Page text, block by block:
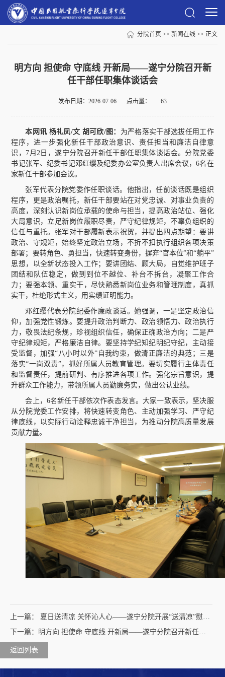
分院首页 >> 新闻在线 >> 正文
明方向 担使命 守底线 开新局——遂宁分院召开新
任干部任职集体谈话会
发布日期：2026-07-06 点击量： 63
本网讯 杨礼凤/文 胡可欣/图： 为严格落实干部选拔任用工作
程序，进一步强化新任干部政治意识、责任担当和廉洁自律意
识，7月2日，遂宁分院召开新任干部任职集体谈话会。分院党委
书记张军、纪委书记邓红缨及纪委办公室负责人出席会议，6名在
家新任干部参加会议。
张军代表分院党委作任职谈话。他指出，任前谈话既是组织
程序，更是政治嘱托，新任干部要站在对党忠诚、对事业负责的
高度，深刻认识新岗位承载的使命与担当，提高政治站位、强化
大局意识，立足新岗位履职尽责，严守纪律规矩，不辜负组织的
信任与重托。张军对干部履新表示祝贺，并提出四点期望：要讲
政治、守规矩，始终坚定政治立场，不折不扣执行组织各项决策
部署；要转角色、勇担当，快速转变身份，摒弃“官本位”和“躺平”
思想，以全新状态投入工作；要讲团结、顾大局，自觉维护班子
团结和队伍稳定，做到到位不越位、补台不拆台，凝聚工作合
力；要强本领、重实干，尽快熟悉新岗位业务和管理制度，真抓
实干，杜绝形式主义，用实绩证明能力。
邓红缨代表分院纪委作廉政谈话。她强调，一是坚定政治信
仰，加强党性锻炼。要提升政治判断力、政治领悟力、政治执行
力，敬畏法纪条规，珍视组织信任，确保正确政治方向；二是严
守纪律规矩，严格廉洁自律。要坚持学纪知纪明纪守纪，主动接
受监督，加强“八小时以外”自我约束，做清正廉洁的典范；三是
落实“一岗双责”，抓好所属人员教育管理。要切实履行主体责任
和监督责任，提前研判、有序推进各项工作。强化宗旨意识，提
升群众工作能力，带领所属人员勤廉务实，做出公认业绩。
会上，6名新任干部依次作表态发言。大家一致表示，坚决服
从分院党委工作安排，将快速转变角色、主动加强学习、严守纪
律底线，以实际行动诠释忠诚干净担当，为推动分院高质量发展
贡献力量。
上一篇： 夏日送清凉 关怀沁人心——遂宁分院开展“送清凉”慰问活动
下一篇：明方向 担使命 守底线 开新局——遂宁分院召开新任干部任职集体谈话会
返回列表